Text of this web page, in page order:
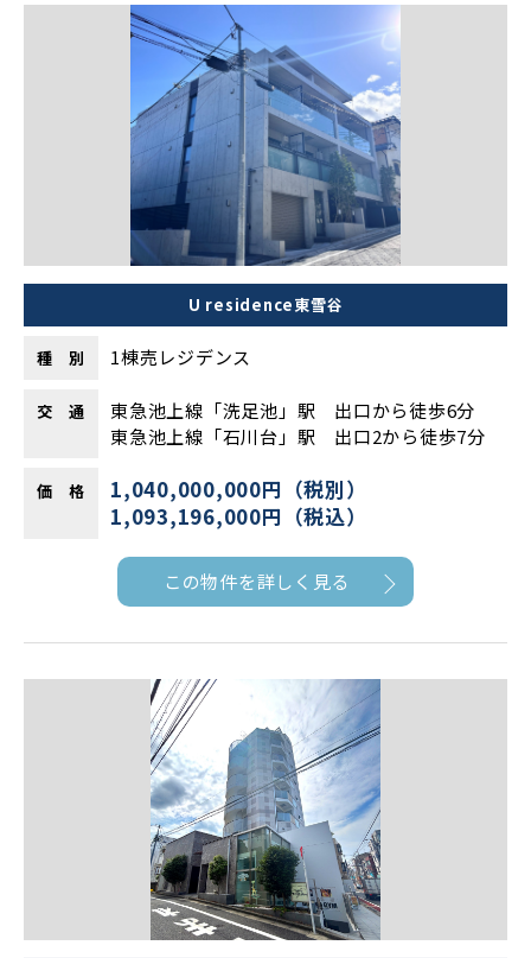
U residence東雪谷
種 別 1棟売レジデンス
交 通
東急池上線「洗足池」駅 出口から徒歩6分
東急池上線「石川台」駅 出口2から徒歩7分
価 格
1,040,000,000円（税別）
1,093,196,000円（税込）
この物件を詳しく見る